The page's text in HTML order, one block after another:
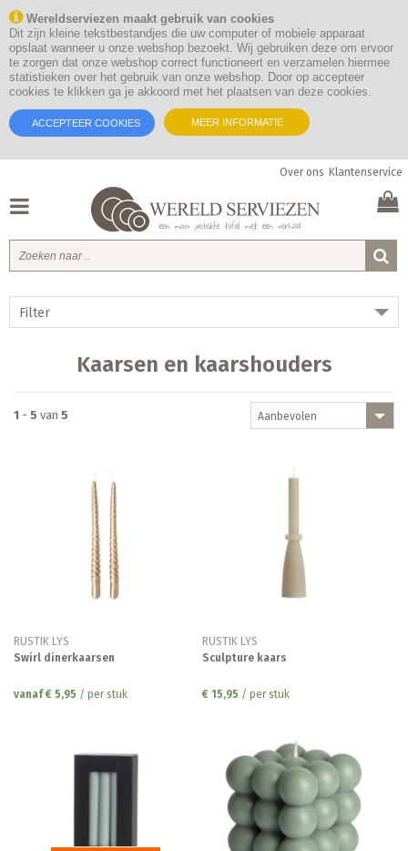
Wereldserviezen maakt gebruik van cookies
Dit zijn kleine tekstbestandjes die uw computer of mobiele apparaat
opslaat wanneer u onze webshop bezoekt. Wij gebruiken deze om ervoor
te zorgen dat onze webshop correct functioneert en verzamelen hiermee
statistieken over het gebruik van onze webshop. Door op accepteer
cookies te klikken ga je akkoord met het plaatsen van deze cookies.
ACCEPTEER COOKIES MEER INFORMATIE
Over ons Klantenservice
Filter
Kaarsen en kaarshouders
1 - 5 van 5 Aanbevolen
RUSTIK LYS
Swirl dinerkaarsen
vanaf € 5,95 / per stuk
RUSTIK LYS
Sculpture kaars
€ 15,95 / per stuk